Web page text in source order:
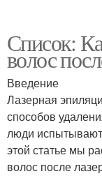
Список:
волос
Введение
Лазерная
способов
люди
этой статье мы
волос после